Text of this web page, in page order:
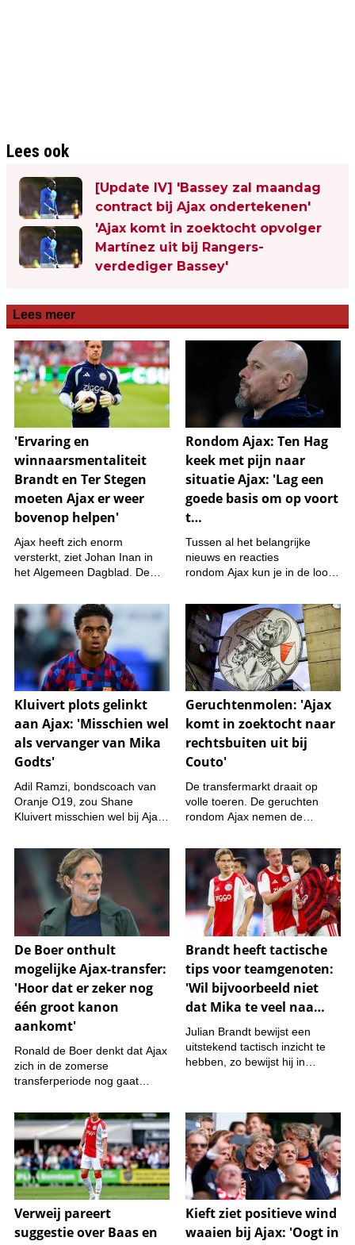
Lees ook
[Update IV] 'Bassey zal maandag
contract bij Ajax ondertekenen'
'Ajax komt in zoektocht opvolger
Martínez uit bij Rangers-
verdediger Bassey'